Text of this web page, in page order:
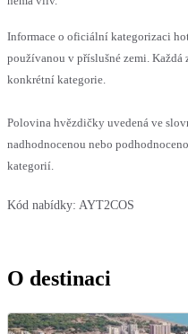
Informace o oficiální kategorizaci
používanou v příslušné zemi.
konkrétní kategorie.
Polovina hvězdičky uvedená ve
nadhodnocenou nebo
kategorií.
Kód nabídky: AYT2COS
O destinaci